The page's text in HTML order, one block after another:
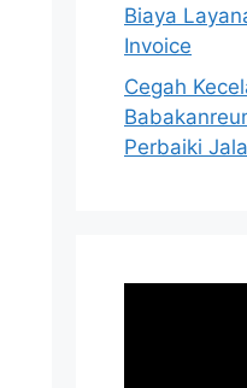
Biaya
Invoice
Cegah
Perbaiki